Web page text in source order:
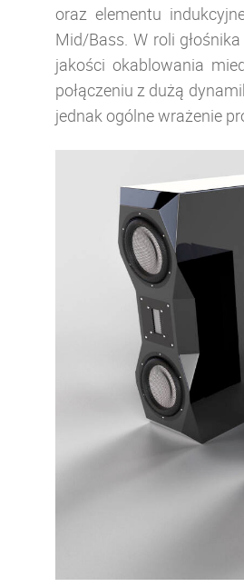
oraz elementu
Mid/Bass. W roli
jakości okablowania
połączeniu z dużą
jednak ogólne wrażenie